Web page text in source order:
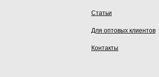
Статьи
Для оптовых клиентов
Контакты